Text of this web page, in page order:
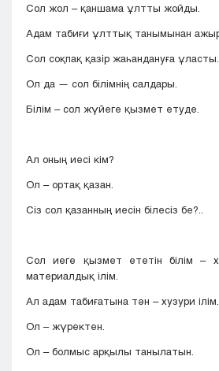
Сол жол – қаншама ұлтты жойды.
Адам табиғи ұлттық танымынан
Сол соқпақ қазір жаһандануға ұласты.
Ол да — сол білімнің салдары.
Білім – сол жүйеге қызмет етуде.
Ал оның иесі кім?
Ол – ортақ қазан.
Сіз сол қазанның иесін білесіз бе?..
Сол иеге қызмет ететін білім –
материалдық ілім.
Ал адам табиғатына тән – хузури ілім.
Ол – жүректен.
Ол – болмыс арқылы танылатын.